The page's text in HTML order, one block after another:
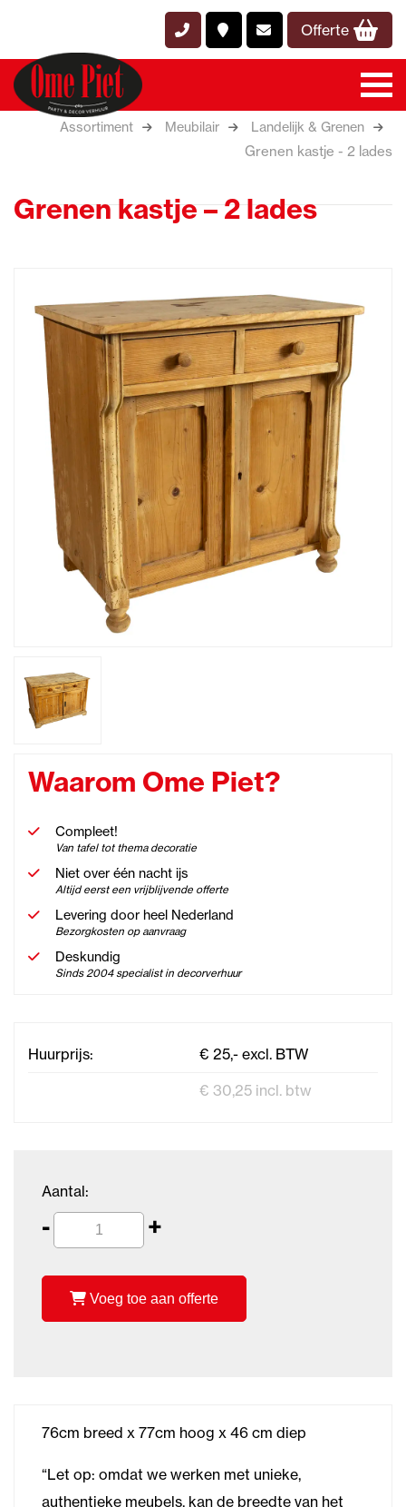
Offerte
Assortiment Meubilair Landelijk & Grenen
Grenen kastje - 2 lades
Grenen kastje – 2 lades
Waarom Ome Piet?
Compleet!
Van tafel tot thema decoratie
Niet over één nacht ijs
Altijd eerst een vrijblijvende offerte
Levering door heel Nederland
Bezorgkosten op aanvraag
Deskundig
Sinds 2004 specialist in decorverhuur
Huurprijs:
€ 25,- excl. BTW
€ 30,25 incl. btw
Aantal:
- +
Voeg toe aan offerte
76cm breed x 77cm hoog x 46 cm diep
“Let op: omdat we werken met unieke,
authentieke meubels, kan de breedte van het